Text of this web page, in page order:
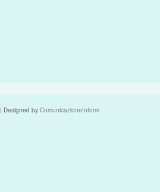
| Designed by ComunicazioneInform